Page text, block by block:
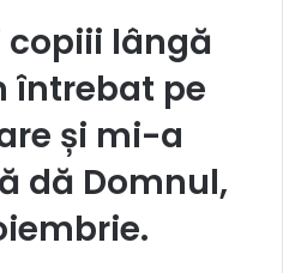
lângă
întrebat pe
și mi-a
dă Domnul,